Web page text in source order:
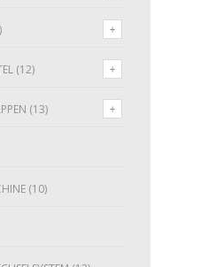
(12)
(13)
(10)